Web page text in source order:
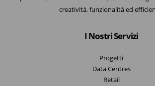
creatività, funzionalità ed
I Nostri Servizi
Progetti
Data Centres
Retail